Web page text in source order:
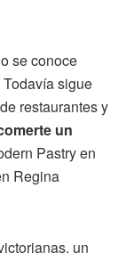
se conoce
sigue
restaurantes y
un
Pastry en
Regina
un